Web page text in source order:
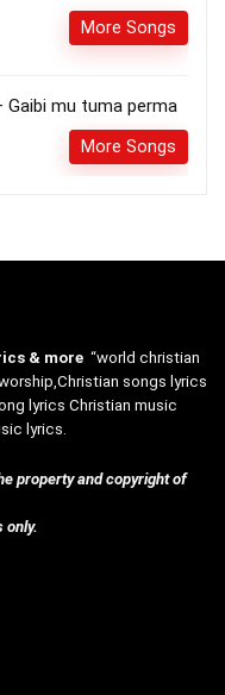
More Songs
mu tuma perma
More Songs
& more “world christian
songs lyrics
lyrics Christian music
lyrics.
property and copyright of
only.